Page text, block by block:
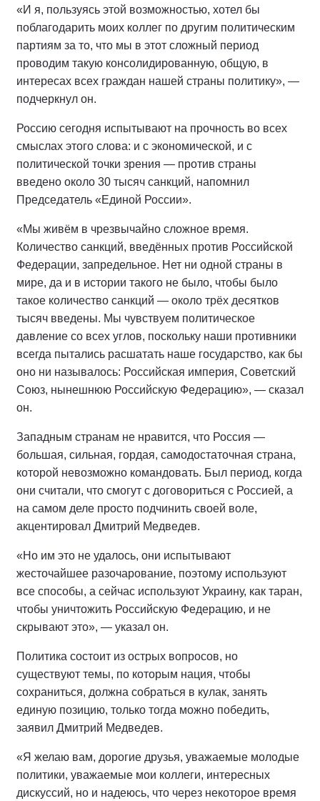
«И я, пользуясь этой возможностью, хотел бы
поблагодарить моих коллег по другим политическим
партиям за то, что мы в этот сложный период
проводим такую консолидированную, общую, в
интересах всех граждан нашей страны политику», —
подчеркнул он.
Россию сегодня испытывают на прочность во всех
смыслах этого слова: и с экономической, и с
политической точки зрения — против страны
введено около 30 тысяч санкций, напомнил
Председатель «Единой России».
«Мы живём в чрезвычайно сложное время.
Количество санкций, введённых против Российской
Федерации, запредельное. Нет ни одной страны в
мире, да и в истории такого не было, чтобы было
такое количество санкций — около трёх десятков
тысяч введены. Мы чувствуем политическое
давление со всех углов, поскольку наши противники
всегда пытались расшатать наше государство, как бы
оно ни называлось: Российская империя, Советский
Союз, нынешнюю Российскую Федерацию», — сказал
он.
Западным странам не нравится, что Россия —
большая, сильная, гордая, самодостаточная страна,
которой невозможно командовать. Был период, когда
они считали, что смогут с договориться с Россией, а
на самом деле просто подчинить своей воле,
акцентировал Дмитрий Медведев.
«Но им это не удалось, они испытывают
жесточайшее разочарование, поэтому используют
все способы, а сейчас используют Украину, как таран,
чтобы уничтожить Российскую Федерацию, и не
скрывают это», — указал он.
Политика состоит из острых вопросов, но
существуют темы, по которым нация, чтобы
сохраниться, должна собраться в кулак, занять
единую позицию, только тогда можно победить,
заявил Дмитрий Медведев.
«Я желаю вам, дорогие друзья, уважаемые молодые
политики, уважаемые мои коллеги, интересных
дискуссий, но и надеюсь, что через некоторое время